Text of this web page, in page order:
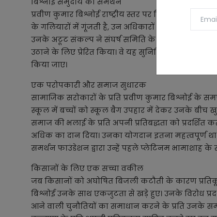
प्रवीण कुमार बिश्नोई राष्ट्रीय स्तर पर बिश्नोई
के गलियारों में गूंजती है, उन अधिकारों और
उनके अटूट संकल्प ने संघर्ष समिति के अध्यक्ष उप जिला
उठाने के लिए प्रेरित किया। वे यह सुनिश्चित कर रहे हैं
किया जाए।
एक परोपकारी और समाज सुधारक
सामाजिक सरोकारों के प्रति प्रवीण कुमार बिश्नोई के
स्कूल में बच्चों को स्कूल बैग उपहार में देकर उनके बीच
समाज की भलाई के प्रति अपनी प्रतिबद्धता को
अधिक का दान दिया। उनका योगदान इतना महत्वपूर्ण
समर्थन फाउंडेशन द्वारा उन्हें पहले प्लेटिनम भामाशाह के
किसानों के लिए एक सच्चा वकील
जब किसानों को अघोषित बिजली कटौती के कारण
बिश्नोई उनके साथ एकजुटता से खड़े हुए। उनके विरोध
आने वाली चुनौतियों का समाधान करने के प्रति उनके